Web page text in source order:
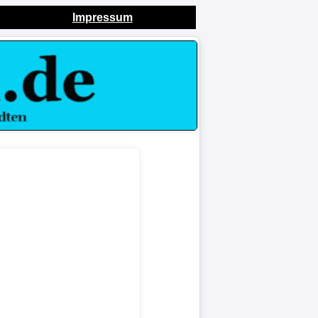
Impressum